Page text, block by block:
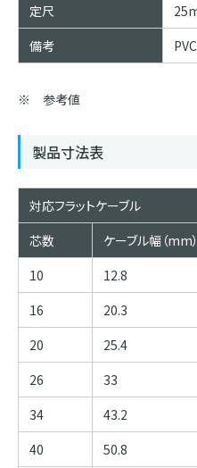
定尺
備考
※ 参考値
製品寸法表
対応フラットケーブル
芯数
ケーブル幅（mm）
10
12.8
16
20.3
20
25.4
26
33
34
43.2
40
50.8